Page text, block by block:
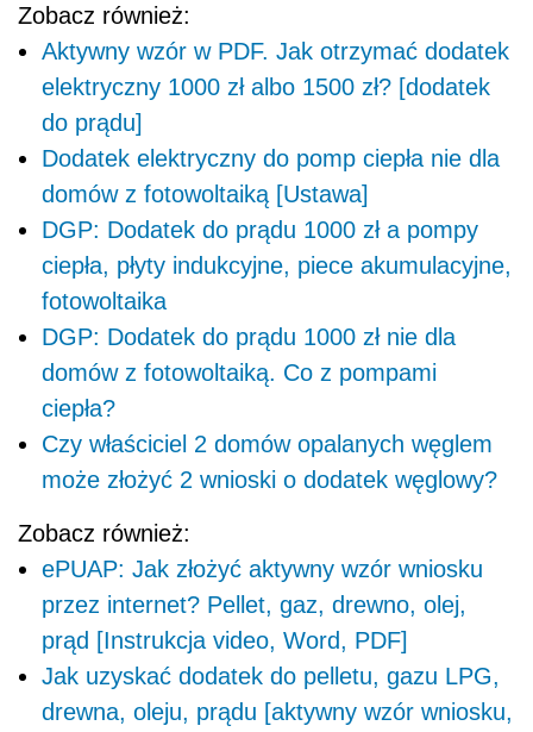
Zobacz również:
Aktywny wzór w PDF. Jak otrzymać dodatek
elektryczny 1000 zł albo 1500 zł? [dodatek
do prądu]
Dodatek elektryczny do pomp ciepła nie dla
domów z fotowoltaiką [Ustawa]
DGP: Dodatek do prądu 1000 zł a pompy
ciepła, płyty indukcyjne, piece akumulacyjne,
fotowoltaika
DGP: Dodatek do prądu 1000 zł nie dla
domów z fotowoltaiką. Co z pompami
ciepła?
Czy właściciel 2 domów opalanych węglem
może złożyć 2 wnioski o dodatek węglowy?
Zobacz również:
ePUAP: Jak złożyć aktywny wzór wniosku
przez internet? Pellet, gaz, drewno, olej,
prąd [Instrukcja video, Word, PDF]
Jak uzyskać dodatek do pelletu, gazu LPG,
drewna, oleju, prądu [aktywny wzór wniosku,